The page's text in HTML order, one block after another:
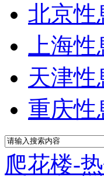
北京性
上海性
天津性
重庆性
爬花楼-